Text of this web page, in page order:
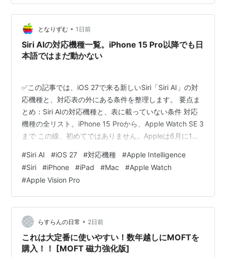
アイコン並び替え
アイコン長押しでプルプルしたら動かせる。
終了はホームボタン
「マップ」操作
メール画面もピンチで拡大縮小
電話の着信音を消す
着信中にスリープボタンを１回押す
電話に出られない時、留守電に転送する
着信中にスリープボタンを２回押す
右のスピーカーから音が出ません(´・ω・｀)
それはマイクです。（右マ）
バッテリー対策
モバイルバッテリーを使用する
欺の主役だった通販やカード会社ではなく、 「政府機
関」 だ。 ウイルスに強いはずのiPhoneで、なぜ役所をか
たる詐欺だけがこれほど伸びたのか。 この記事でわかる
こと 政府かたる詐欺が991%増、76…
となりずむ • 1日前
Siri AIの対応機種一覧。iPhone 15 Pro以降でも日
本語ではまだ動かない
✅この記事では、iOS 27で来る新しいSiri「Siri AI」の対
応機種と、対応表の外にある条件を整理します。 要点ま
とめ：Siri AIの対応機種と、表に載っていない条件 対応
機種の全リスト。iPhone 15 Proから、Apple Watch SE 3
まで この線、初めてではありません。Appleは6月に1文
けではない 日本語で話しかけられるのは、いつからか 9
月の新型を待つか、今の端末のまま待つか 海外の反応：
みんな同じ場所で引っかかっている ひとこと：新しかっ
たのは、表そのものではなかった まとめ：確かめるのは
機種名より、…
#Siri AI #iOS 27 #対応機種 #Apple Intelligence
#Siri #iPhone #iPad #Mac #Apple Watch
#Apple Vision Pro
らすらんの日常 • 2日前
これは大定番に使いやすい！数年越しにMOFTを
購入！！ [MOFT 磁力強化版]